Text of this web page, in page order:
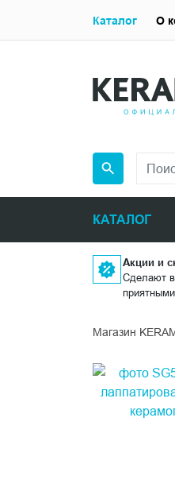
КАТАЛОГ
Каталог О
Акции и
Сделают
приятными
Магазин